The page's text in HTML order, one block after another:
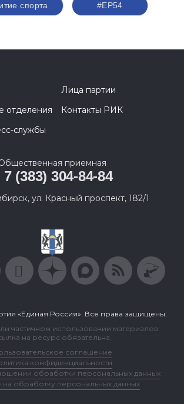
спорта #ЕР54
Лица партии
отделения
Контакты РИК
службы
приемная
7 (383) 304-84-84
ул. Красный проспект, 182/1
«Единая Россия». Все права защищены.
частичном использовании материалов
на ресурс обязательна.
соглашение
конфиденциальности
обработки персональных данных
на обработку персональных данных